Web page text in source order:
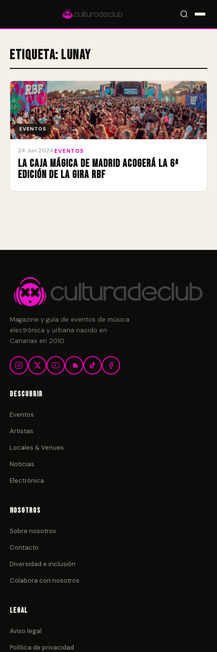
Accesos rápidos: 🎪 Eventos🎤 Artistas📍 Locales 📰 Magazine
Etiqueta: Lunay
EVENTOS
24 Jun 2024 EVENTOS
La Caja Mágica de Madrid acogerá la 6ª
edición de la gira RBF
Magazine y guía de eventos de música
electrónica y urbana nacido en
Canarias en 2010.
Descubrir
Eventos
Artistas
Locales & Venues
Noticias
Electrónica
Nosotros
Sobre nosotros
Contacto
Diversidad e inclusión
Colabora con nosotros
Legal
Aviso legal
Política de privacidad